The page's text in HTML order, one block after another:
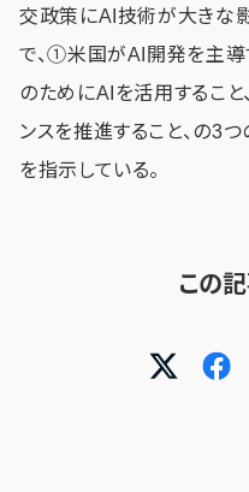
交政策にAI技術が大きな
で、①米国がAI開発を主
のためにAIを活用するこ
ンスを推進すること、の3
を指示している。
この